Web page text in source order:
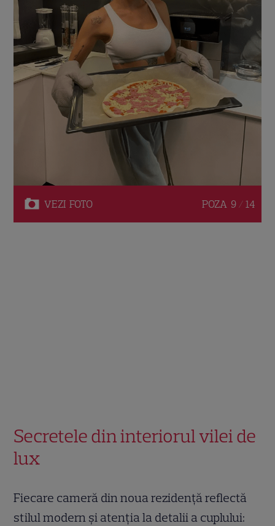
VEZI FOTO POZA 9 / 14
Secretele din interiorul vilei de
lux
Fiecare cameră din noua rezidență reflectă
stilul modern și atenția la detalii a cuplului: